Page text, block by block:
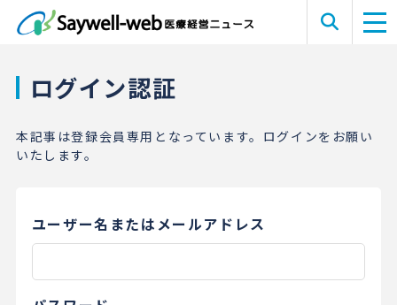
ログイン認証
本記事は登録会員専用となっています。ログインをお願い
いたします。
ユーザー名またはメールアドレス